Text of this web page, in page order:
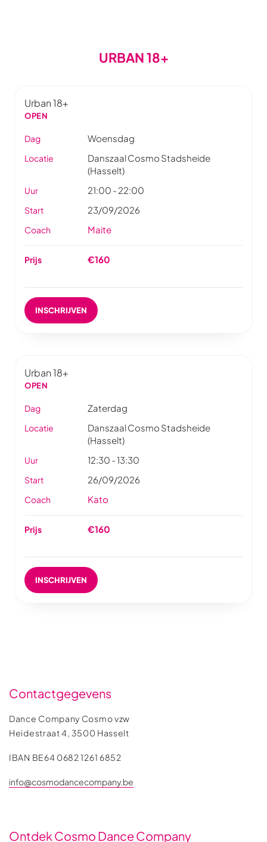
URBAN 18+
Urban 18+
OPEN
Dag Woensdag
Locatie
Danszaal Cosmo Stadsheide
(Hasselt)
Uur 21:00 - 22:00
Start 23/09/2026
Coach Maite
Prijs €160
INSCHRIJVEN
Urban 18+
OPEN
Dag Zaterdag
Locatie
Danszaal Cosmo Stadsheide
(Hasselt)
Uur 12:30 - 13:30
Start 26/09/2026
Coach Kato
Prijs €160
INSCHRIJVEN
Contactgegevens
Dance Company Cosmo vzw
Heidestraat 4, 3500 Hasselt
IBAN BE64 0682 1261 6852
info@cosmodancecompany.be
Ontdek Cosmo Dance Company